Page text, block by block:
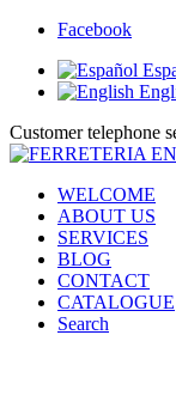
Facebook
Customer telephone
WELCOME
ABOUT US
SERVICES
BLOG
CONTACT
CATALOGUE
Search